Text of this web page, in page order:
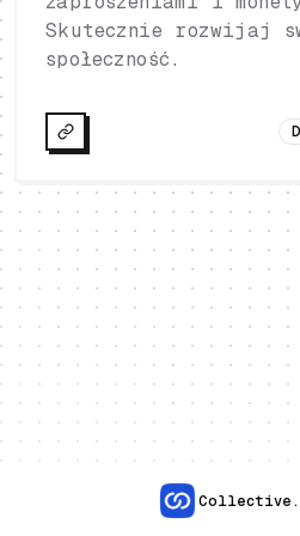
Skutecznie rozwijaj
społeczność.